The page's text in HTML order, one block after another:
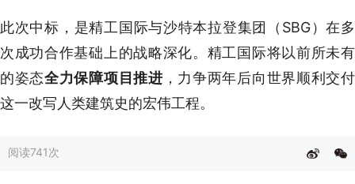
此次中标，是精工国际与沙特本拉登集团（SBG）在多
次成功合作基础上的战略深化。精工国际将以前所未有
的姿态全力保障项目推进 ，力争两年后向世界顺利交付
这一改写人类建筑史的宏伟工程。
阅读741次